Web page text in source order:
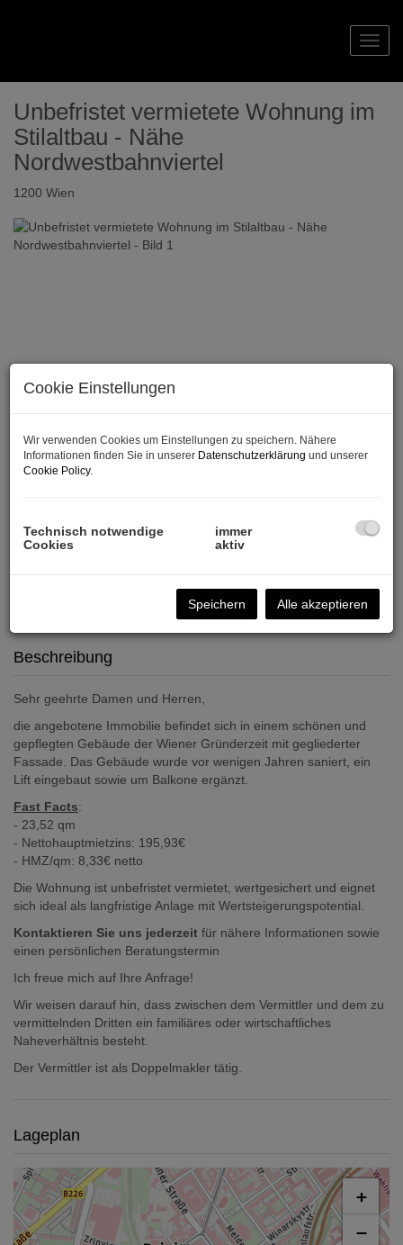
Unbefristet vermietete Wohnung im
Stilaltbau - Nähe
Nordwestbahnviertel
1200 Wien
Beschreibung
Sehr geehrte Damen und Herren,
die angebotene Immobilie befindet sich in einem schönen und
gepflegten Gebäude der Wiener Gründerzeit mit gegliederter
Fassade. Das Gebäude wurde vor wenigen Jahren saniert, ein
Lift eingebaut sowie um Balkone ergänzt.
Fast Facts:
- 23,52 qm
- Nettohauptmietzins: 195,93€
- HMZ/qm: 8,33€ netto
Die Wohnung ist unbefristet vermietet, wertgesichert und eignet
sich ideal als langfristige Anlage mit Wertsteigerungspotential.
Kontaktieren Sie uns jederzeit für nähere Informationen sowie
einen persönlichen Beratungstermin
Ich freue mich auf Ihre Anfrage!
Wir weisen darauf hin, dass zwischen dem Vermittler und dem zu
vermittelnden Dritten ein familiäres oder wirtschaftliches
Naheverhältnis besteht.
Der Vermittler ist als Doppelmakler tätig.
Lageplan
+
−
Cookie Einstellungen
Wir verwenden Cookies um Einstellungen zu speichern. Nähere
Informationen finden Sie in unserer Datenschutzerklärung und unserer
Cookie Policy.
Technisch notwendige
Cookies
immer
aktiv
Speichern Alle akzeptieren